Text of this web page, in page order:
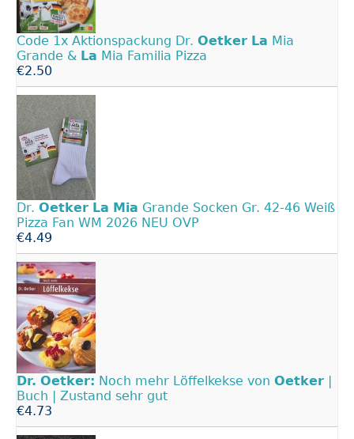
Code 1x Aktionspackung Dr. Oetker La Mia
Grande & La Mia Familia Pizza
€2.50
Dr. Oetker La Mia Grande Socken Gr. 42-46 Weiß
Pizza Fan WM 2026 NEU OVP
€4.49
Dr. Oetker: Noch mehr Löffelkekse von Oetker
Buch | Zustand sehr gut
€4.73